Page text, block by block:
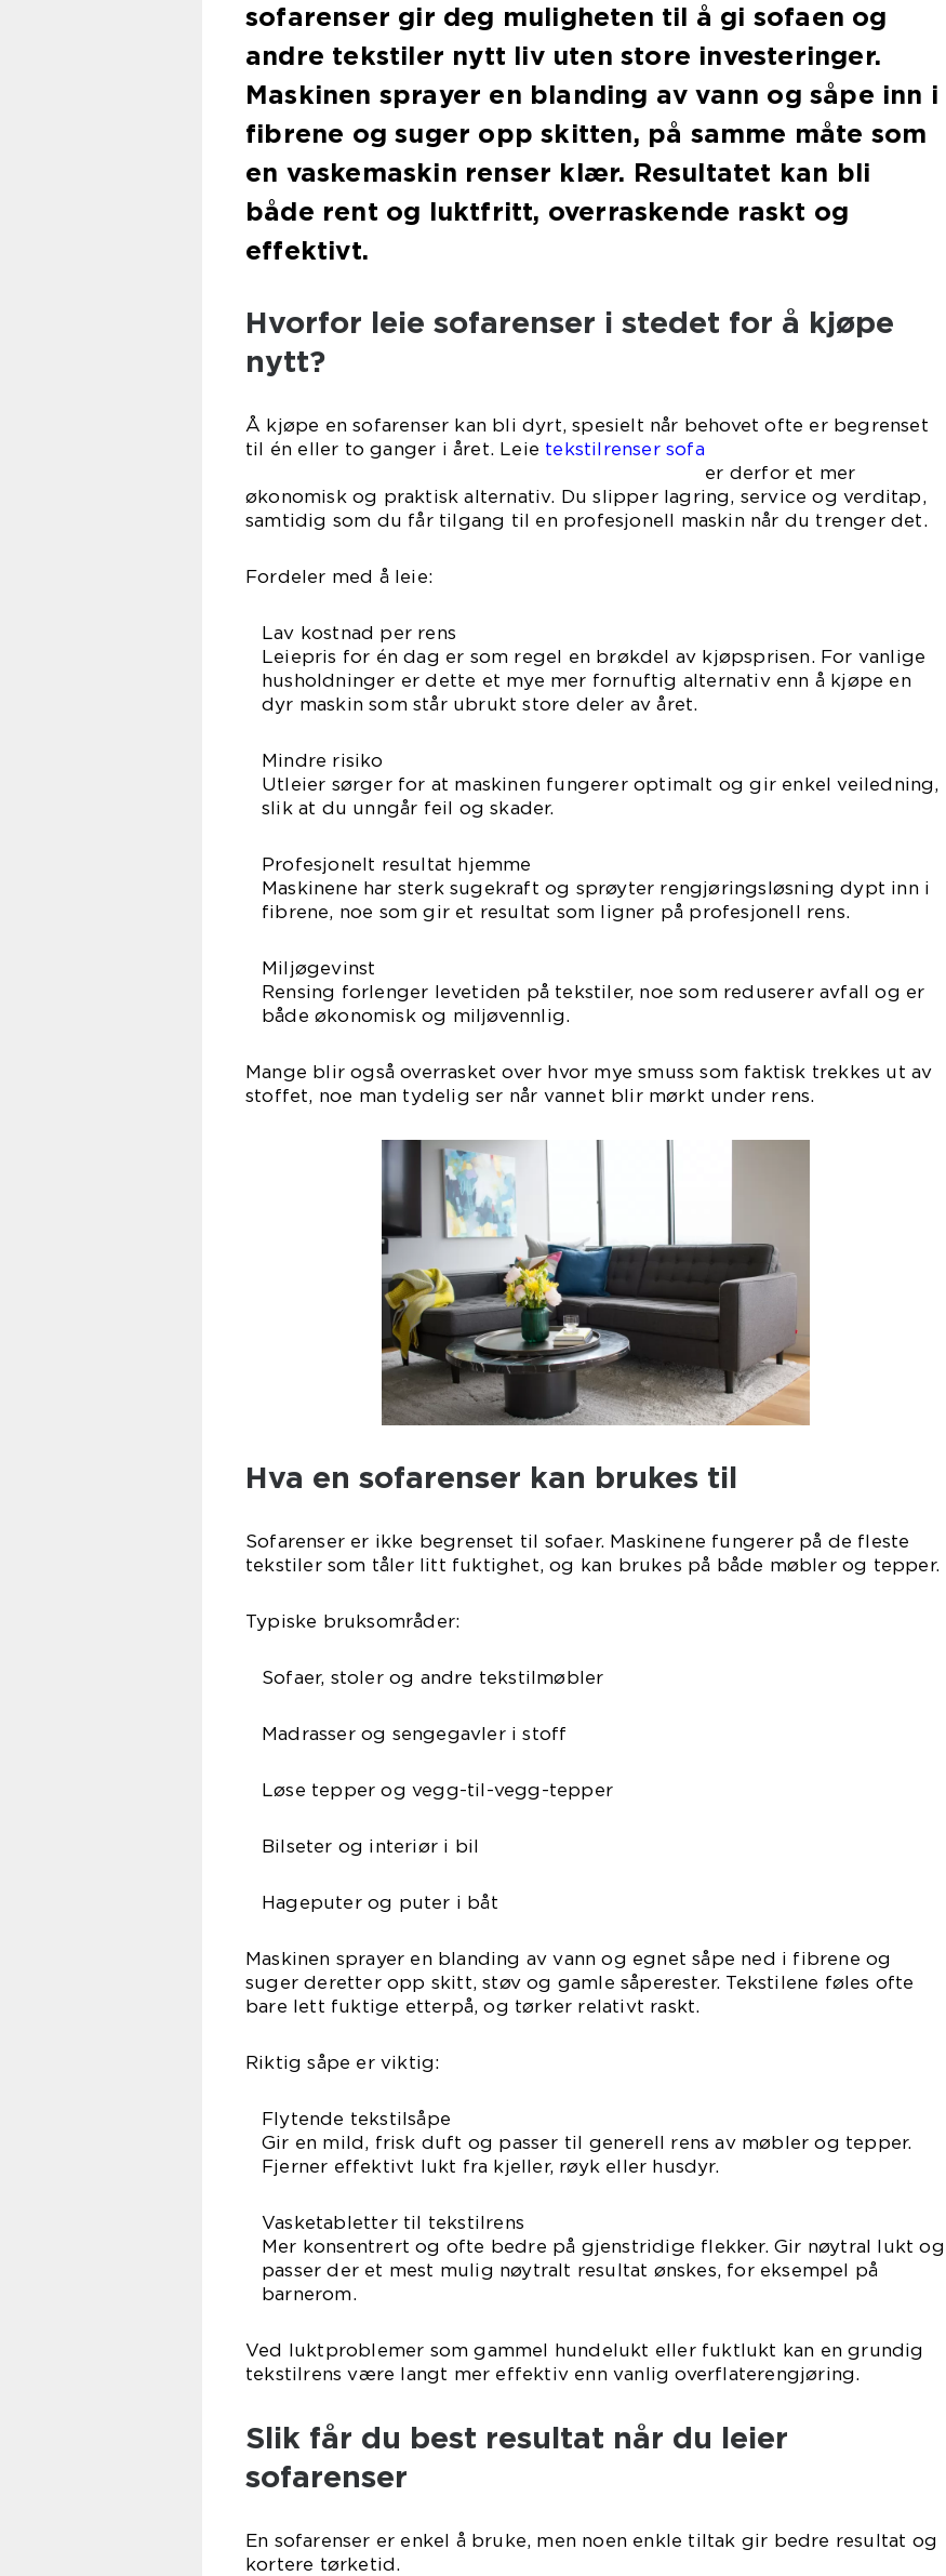
sofarenser gir deg muligheten til å gi sofaen og
andre tekstiler nytt liv uten store investeringer.
Maskinen sprayer en blanding av vann og såpe inn i
fibrene og suger opp skitten, på samme måte som
en vaskemaskin renser klær. Resultatet kan bli
både rent og luktfritt, overraskende raskt og
effektivt.
Hvorfor leie sofarenser i stedet for å kjøpe
nytt?
Å kjøpe en sofarenser kan bli dyrt, spesielt når behovet ofte er begrenset
til én eller to ganger i året. Leie tekstilrenser sofa
er derfor et mer
økonomisk og praktisk alternativ. Du slipper lagring, service og verditap,
samtidig som du får tilgang til en profesjonell maskin når du trenger det.
Fordeler med å leie:
Lav kostnad per rens
Leiepris for én dag er som regel en brøkdel av kjøpsprisen. For vanlige
husholdninger er dette et mye mer fornuftig alternativ enn å kjøpe en
dyr maskin som står ubrukt store deler av året.
Mindre risiko
Utleier sørger for at maskinen fungerer optimalt og gir enkel veiledning,
slik at du unngår feil og skader.
Profesjonelt resultat hjemme
Maskinene har sterk sugekraft og sprøyter rengjøringsløsning dypt inn i
fibrene, noe som gir et resultat som ligner på profesjonell rens.
Miljøgevinst
Rensing forlenger levetiden på tekstiler, noe som reduserer avfall og er
både økonomisk og miljøvennlig.
Mange blir også overrasket over hvor mye smuss som faktisk trekkes ut av
stoffet, noe man tydelig ser når vannet blir mørkt under rens.
Hva en sofarenser kan brukes til
Sofarenser er ikke begrenset til sofaer. Maskinene fungerer på de fleste
tekstiler som tåler litt fuktighet, og kan brukes på både møbler og tepper.
Typiske bruksområder:
Sofaer, stoler og andre tekstilmøbler
Madrasser og sengegavler i stoff
Løse tepper og vegg-til-vegg-tepper
Bilseter og interiør i bil
Hageputer og puter i båt
Maskinen sprayer en blanding av vann og egnet såpe ned i fibrene og
suger deretter opp skitt, støv og gamle såperester. Tekstilene føles ofte
bare lett fuktige etterpå, og tørker relativt raskt.
Riktig såpe er viktig:
Flytende tekstilsåpe
Gir en mild, frisk duft og passer til generell rens av møbler og tepper.
Fjerner effektivt lukt fra kjeller, røyk eller husdyr.
Vasketabletter til tekstilrens
Mer konsentrert og ofte bedre på gjenstridige flekker. Gir nøytral lukt og
passer der et mest mulig nøytralt resultat ønskes, for eksempel på
barnerom.
Ved luktproblemer som gammel hundelukt eller fuktlukt kan en grundig
tekstilrens være langt mer effektiv enn vanlig overflaterengjøring.
Slik får du best resultat når du leier
sofarenser
En sofarenser er enkel å bruke, men noen enkle tiltak gir bedre resultat og
kortere tørketid.